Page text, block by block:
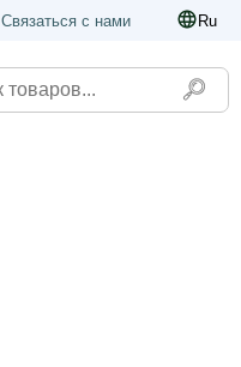
Связаться с нами Ru